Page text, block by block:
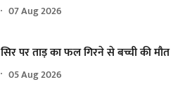
07 Aug 2026
सिर पर ताड़ का फल गिरने से बच्ची की मौत
05 Aug 2026